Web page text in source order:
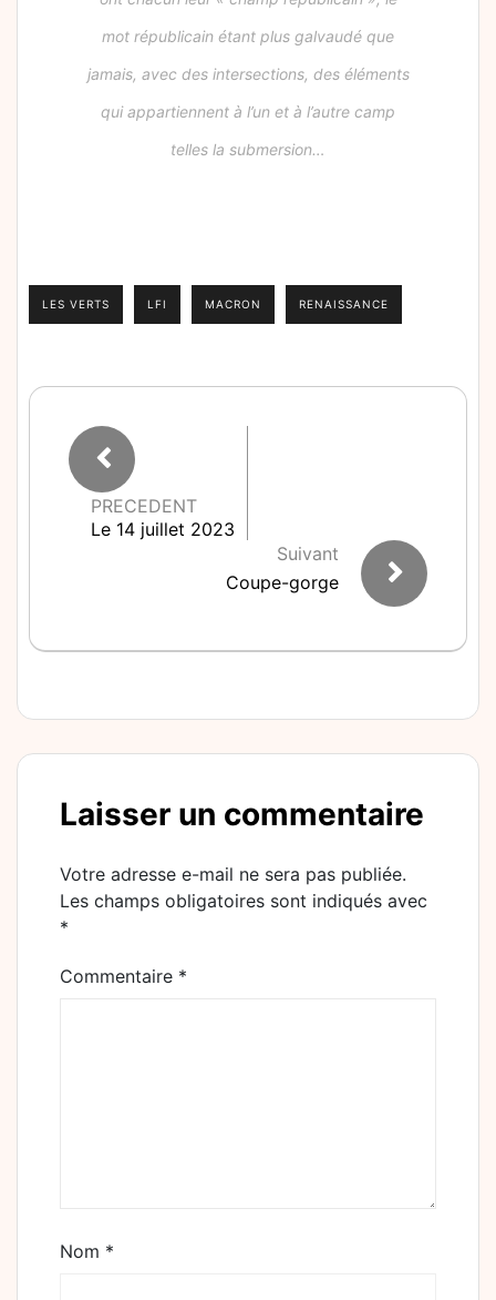
mot républicain étant plus galvaudé que
jamais, avec des intersections, des éléments
qui appartiennent à l’un et à l’autre camp
telles la submersion…
LES VERTS LFI MACRON RENAISSANCE
PRECEDENT
Le 14 juillet 2023
Suivant
Coupe-gorge
Laisser un commentaire
Votre adresse e-mail ne sera pas publiée.
Les champs obligatoires sont indiqués avec
*
Commentaire *
Nom *